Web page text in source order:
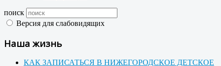
поиск
Версия для слабовидящих
Наша жизнь
КАК ЗАПИСАТЬСЯ В НИЖЕГОРОДСКОЕ ДЕТСКОЕ